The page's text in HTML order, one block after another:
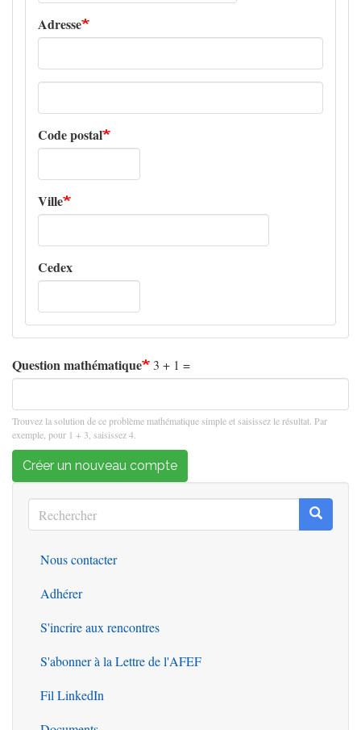
Adresse
Adresse
Code postal
Ville
Cedex
Question mathématique 3 + 1 =
Trouvez la solution de ce problème mathématique simple et saisissez le résultat. Par
exemple, pour 1 + 3, saisissez 4.
Créer un nouveau compte
Rechercher
Rechercher
Outils
Nous contacter
Adhérer
S'incrire aux rencontres
S'abonner à la Lettre de l'AFEF
Fil LinkedIn